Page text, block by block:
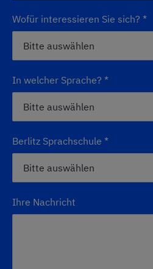
Wofür interessieren Sie sich? *
In welcher Sprache? *
Berlitz Sprachschule *
Ihre Nachricht